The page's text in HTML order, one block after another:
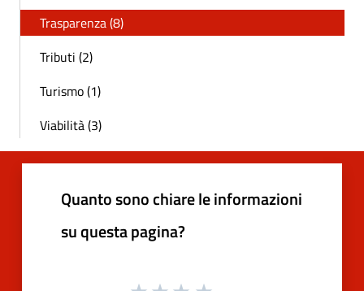
Trasparenza (8)
Tributi (2)
Turismo (1)
Viabilità (3)
Quanto sono chiare le informazioni
su questa pagina?